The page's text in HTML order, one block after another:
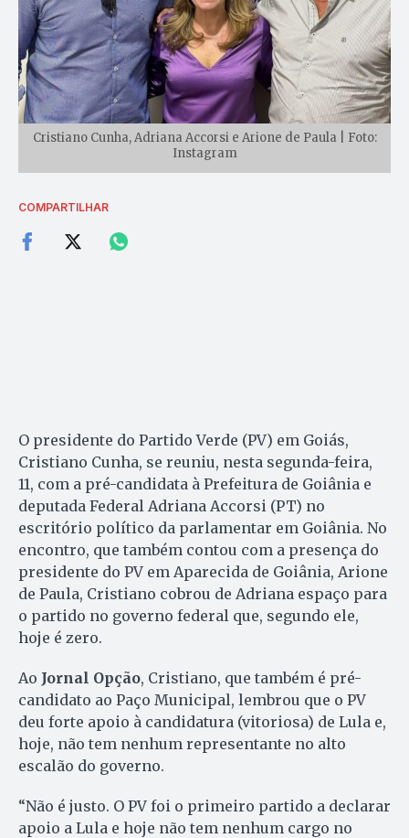
Cristiano Cunha, Adriana Accorsi e Arione de Paula | Foto:
Instagram
COMPARTILHAR
O presidente do Partido Verde (PV) em Goiás,
Cristiano Cunha, se reuniu, nesta segunda-feira,
11, com a pré-candidata à Prefeitura de Goiânia e
deputada Federal Adriana Accorsi (PT) no
escritório político da parlamentar em Goiânia. No
encontro, que também contou com a presença do
presidente do PV em Aparecida de Goiânia, Arione
de Paula, Cristiano cobrou de Adriana espaço para
o partido no governo federal que, segundo ele,
hoje é zero.
Ao Jornal Opção, Cristiano, que também é pré-
candidato ao Paço Municipal, lembrou que o PV
deu forte apoio à candidatura (vitoriosa) de Lula e,
hoje, não tem nenhum representante no alto
escalão do governo.
“Não é justo. O PV foi o primeiro partido a declarar
apoio a Lula e hoje não tem nenhum cargo no